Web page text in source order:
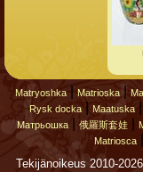
Matryoshka| Matrioska|
Rysk docka| Maatuska|
Матрьошка 俄羅斯套娃
Matriosca
Tekijänoikeus 2010-